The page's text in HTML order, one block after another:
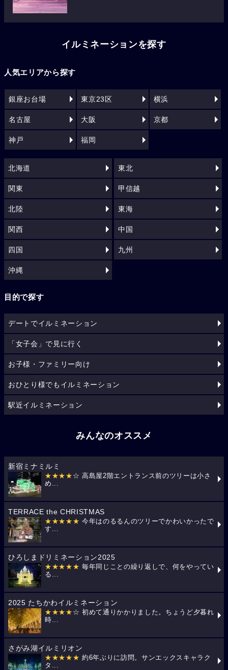
イルミネーションを探す
人気エリアから探す
銀座お台場 東京23区 横浜
名古屋 大阪 京都
神戸 福岡
北海道 東北
関東 甲信越
北陸 東海
関西 中国
四国 九州
沖縄
目的で探す
デートでイルミネーション
「女子会」で見に行く
お子様・ファミリー向け
おひとり様でもイルミネーション
駅近イルミネーション
みんなのオススメ
新宿ミナミルミ
★★★★ ☆ 高島屋2階エントランス前のツリーは小さ
め...
TERRACE the CHRISTMAS
★★★★★ 今年はのるるんのツリーでかわいかったで
す...
ひろしまドリミネーション2025
★★★★★ 毎年同じことの繰り返しで、何をやってい
る...
2025 たちかわイルミネーション
★★★★ ☆ 初めて通りかかりました。ちょうど夕暮れ
時...
さがみ湖イルミリオン
★★★★★ 約6年ぶりに訪問。サンエックスキャラク
タ...